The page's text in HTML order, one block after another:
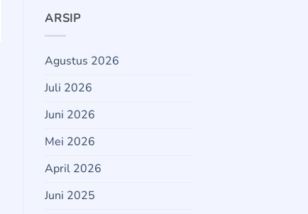
ARSIP
Agustus 2026
Juli 2026
Juni 2026
Mei 2026
April 2026
Juni 2025